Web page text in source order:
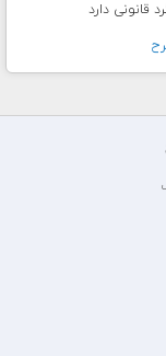
قانونی دارد